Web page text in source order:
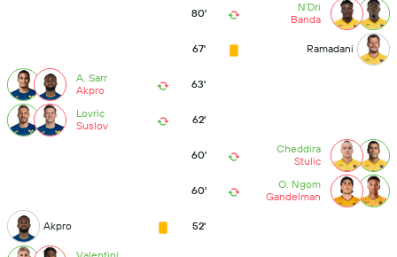
80'
N’Dri
Banda
67' Ramadani
A. Sarr
Akpro
63'
Lovric
Suslov
62'
60'
Cheddira
Stulic
60'
O. Ngom
Gandelman
Akpro 52'